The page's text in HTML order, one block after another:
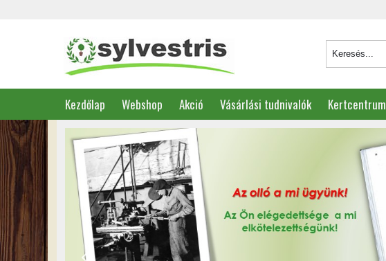
Kezdőlap Webshop Akció Vásárlási tudnivalók Kertcentrum